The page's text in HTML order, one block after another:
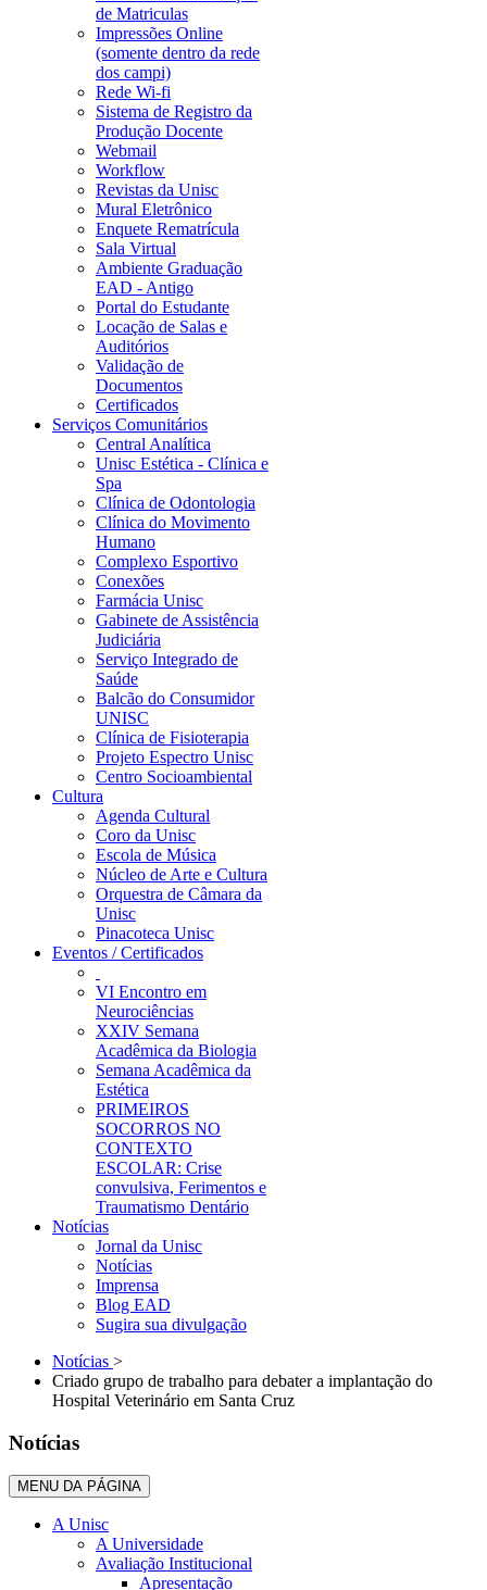
de Matriculas
Impressões Online
(somente dentro da rede
dos campi)
Rede Wi-fi
Sistema de Registro da
Produção Docente
Webmail
Workflow
Revistas da Unisc
Mural Eletrônico
Enquete Rematrícula
Sala Virtual
Ambiente Graduação
EAD - Antigo
Portal do Estudante
Locação de Salas e
Auditórios
Validação de
Documentos
Certificados
Serviços Comunitários
Central Analítica
Unisc Estética - Clínica e
Spa
Clínica de Odontologia
Clínica do Movimento
Humano
Complexo Esportivo
Conexões
Farmácia Unisc
Gabinete de Assistência
Judiciária
Serviço Integrado de
Saúde
Balcão do Consumidor
UNISC
Clínica de Fisioterapia
Projeto Espectro Unisc
Centro Socioambiental
Cultura
Agenda Cultural
Coro da Unisc
Escola de Música
Núcleo de Arte e Cultura
Orquestra de Câmara da
Unisc
Pinacoteca Unisc
Eventos / Certificados
VI Encontro em
Neurociências
XXIV Semana
Acadêmica da Biologia
Semana Acadêmica da
Estética
PRIMEIROS
SOCORROS NO
CONTEXTO
ESCOLAR: Crise
convulsiva, Ferimentos e
Traumatismo Dentário
Notícias
Jornal da Unisc
Notícias
Imprensa
Blog EAD
Sugira sua divulgação
Notícias >
Criado grupo de trabalho para debater a implantação do
Hospital Veterinário em Santa Cruz
Notícias
MENU DA PÁGINA
A Unisc
A Universidade
Avaliação Institucional
Apresentação